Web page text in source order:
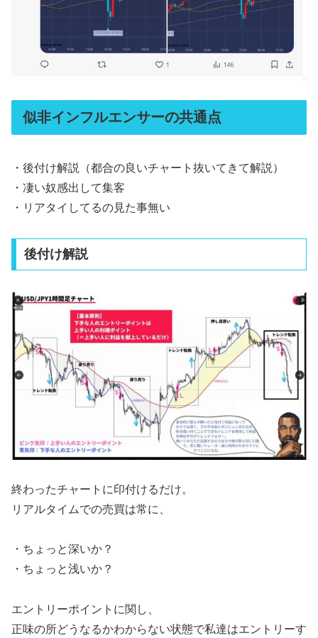
似非インフルエンサーの共通点
・後付け解説（都合の良いチャート抜いてきて解説）
・凄い奴感出して集客
・リアタイしてるの見た事無い
後付け解説
終わったチャートに印付けるだけ。
リアルタイムでの売買は常に、
・ちょっと深いか？
・ちょっと浅いか？
エントリーポイントに関し、
正味の所どうなるかわからない状態で私達はエントリーす